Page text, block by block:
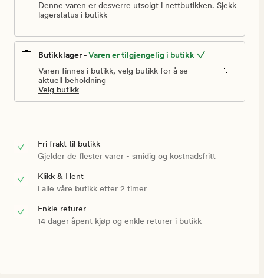
Denne varen er desverre utsolgt i nettbutikken. Sjekk
lagerstatus i butikk
Butikklager -Varen er tilgjengelig i butikk
Varen finnes i butikk, velg butikk for å se
aktuell beholdning
Velg butikk
Fri frakt til butikk
Gjelder de flester varer - smidig og kostnadsfritt
Klikk & Hent
i alle våre butikk etter 2 timer
Enkle returer
14 dager åpent kjøp og enkle returer i butikk